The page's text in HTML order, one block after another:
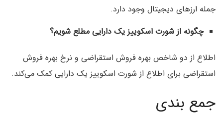
جمله ارزهای دیجیتال وجود دارد.
چگونه از شورت اسکوییز یک دارایی مطلع شویم؟
اطلاع از دو شاخص بهره فروش استقراضی و نرخ بهره فروش
استقراضی برای اطلاع از شورت اسکوییز یک دارایی کمک می‌کند.
جمع بندی